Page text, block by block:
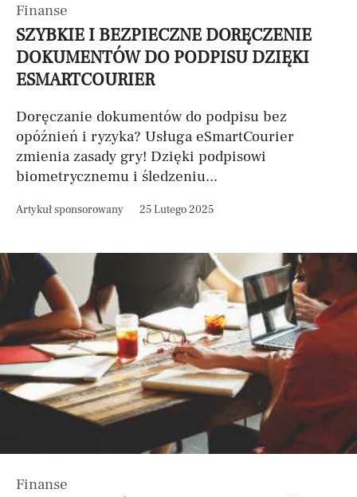
Finanse
SZYBKIE I BEZPIECZNE DORĘCZENIE
DOKUMENTÓW DO PODPISU DZIĘKI
ESMARTCOURIER
Doręczanie dokumentów do podpisu bez
opóźnień i ryzyka? Usługa eSmartCourier
zmienia zasady gry! Dzięki podpisowi
biometrycznemu i śledzeniu...
Artykuł sponsorowany 25 Lutego 2025
Finanse